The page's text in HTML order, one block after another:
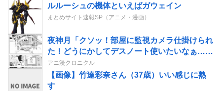
ルルーシュの機体といえばガウェイン
まとめサイト速報SP（アニメ・漫画）
夜神月「クソッ！部屋に監視カメラ仕掛けられ
た！どうにかしてデスノート使いたいなぁ…せ
や！」→結果
アニ漫クロニクル
【画像】竹達彩奈さん（37歳）いい感じに熟
す